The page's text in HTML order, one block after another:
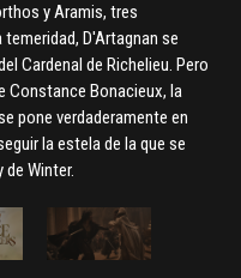
y Aramis, tres
D'Artagnan se
Cardenal de Richelieu. Pero
Constance Bonacieux, la
pone verdaderamente en
la estela de la que se
Winter.